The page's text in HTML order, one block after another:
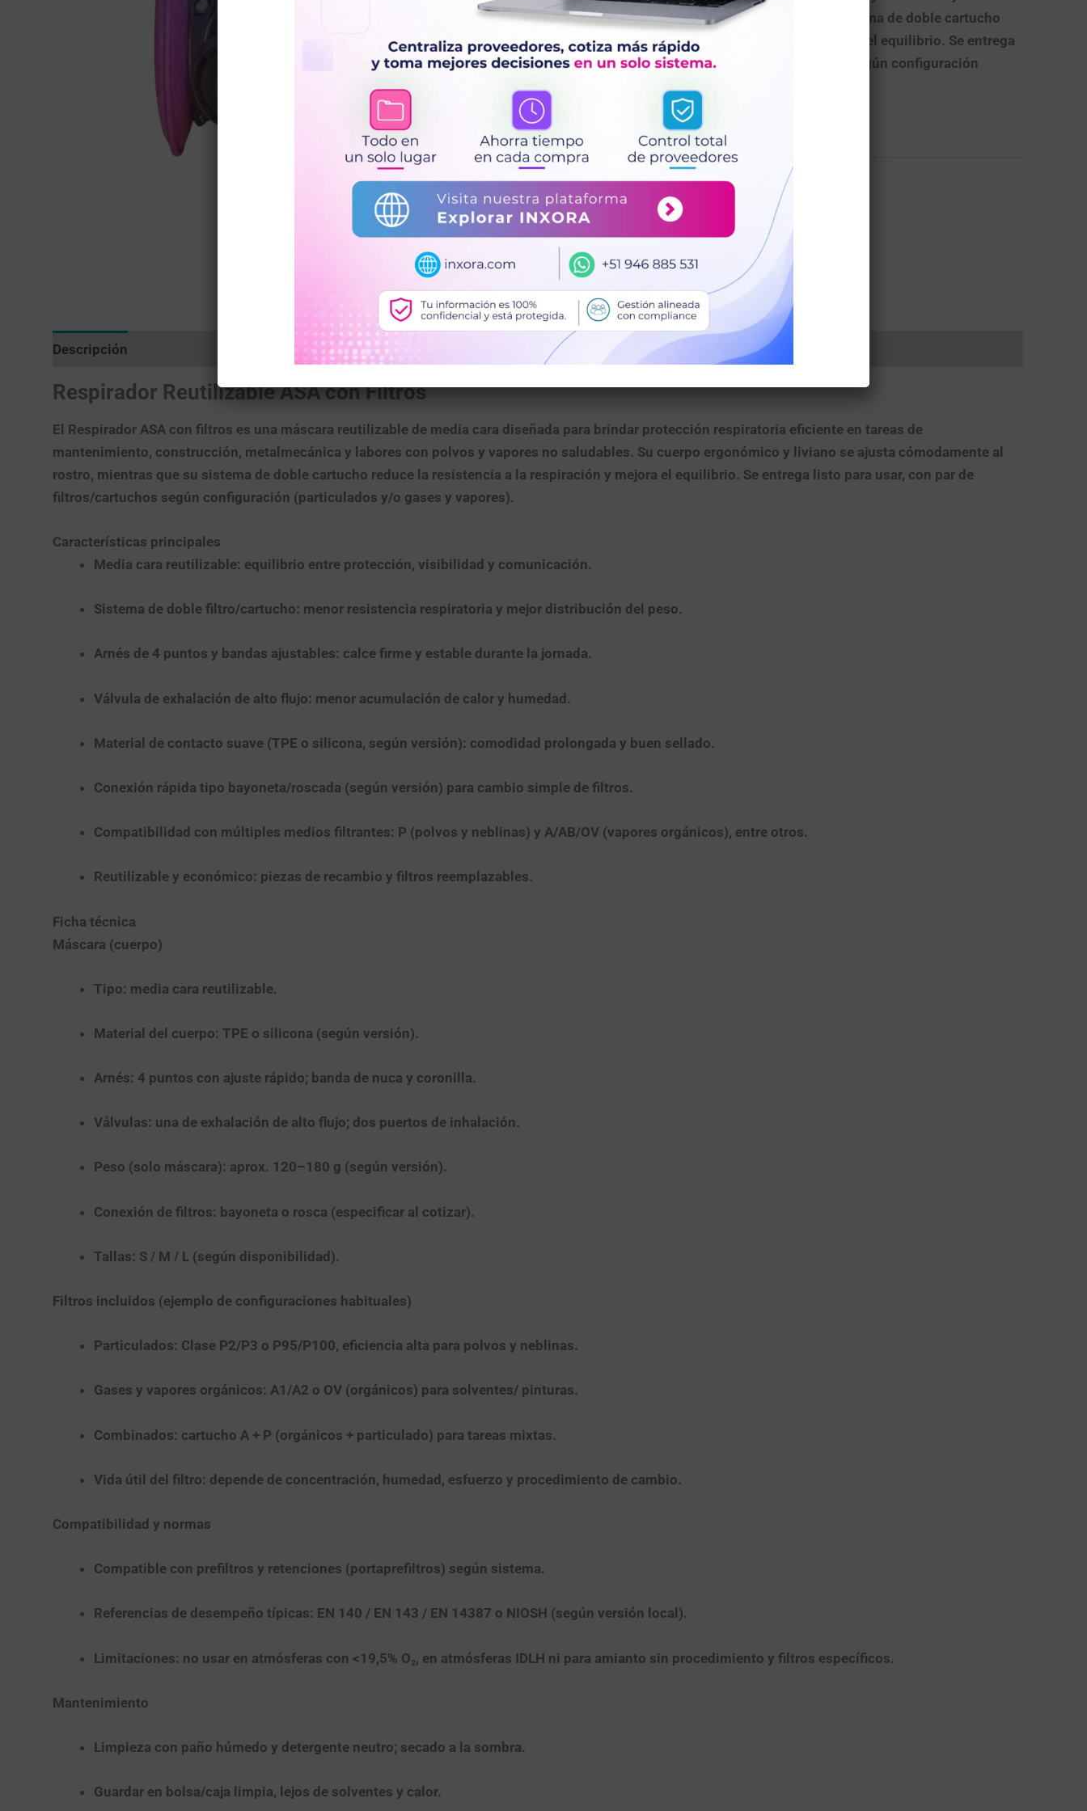
cómodamente al rostro, mientras que su
sistema de doble cartucho
reduce la resistencia a la respiración y mejora el equilibrio. Se entrega
listo para usar, conpar de filtros/cartuchos
según configuración
(particulados y/o gases y vapores).
Añadir al carrito
Descripción Más productos
Respirador Reutilizable ASA con Filtros
El Respirador ASA con filtros es una máscara reutilizable de media cara diseñada para brindar protección respiratoria eficienteen tareas de
mantenimiento, construcción, metalmecánica y labores con polvos y vapores no saludables. Su cuerpo ergonómico y liviano se ajusta cómodamente al
rostro, mientras que su sistema de doble cartucho reduce la resistencia a la respiración y mejora el equilibrio. Se entrega listo para usar, con par de
filtros/cartuchos según configuración (particulados y/o gases y vapores).
Características principales
Media cara reutilizable: equilibrio entre protección, visibilidad y comunicación.
Sistema de doble filtro/cartucho: menor resistencia respiratoria y mejor distribución del peso.
Arnés de 4 puntos y bandas ajustables: calce firme y estable durante la jornada.
Válvula de exhalación de alto flujo: menor acumulación de calor y humedad.
Material de contacto suave(TPE o silicona, según versión): comodidad prolongada y buen sellado.
Conexión rápida tipo bayoneta/roscada (según versión) para cambio simple de filtros.
Compatibilidad con múltiples medios filtrantes: P (polvos y neblinas) y A/AB/OV(vapores orgánicos), entre otros.
Reutilizable y económico: piezas de recambio y filtros reemplazables.
Ficha técnica
Máscara (cuerpo)
Tipo: media cara reutilizable.
Material del cuerpo: TPE o silicona (según versión).
Arnés: 4 puntos con ajuste rápido; banda de nuca y coronilla.
Válvulas: una de exhalación de alto flujo; dos puertos de inhalación.
Peso (solo máscara): aprox. 120–180 g (según versión).
Conexión de filtros: bayoneta o rosca (especificar al cotizar).
Tallas: S / M / L (según disponibilidad).
Filtros incluidos (ejemplo de configuraciones habituales)
Particulados: Clase P2/P3 o P95/P100, eficiencia alta para polvos y neblinas.
Gases y vapores orgánicos: A1/A2 o OV(orgánicos) para solventes/ pinturas.
Combinados: cartucho A + P (orgánicos + particulado) para tareas mixtas.
Vida útil del filtro: depende de concentración, humedad, esfuerzo y procedimiento de cambio.
Compatibilidad y normas
Compatible con prefiltros y retenciones (portaprefiltros) según sistema.
Referencias de desempeño típicas: EN 140 / EN 143 / EN 14387 o NIOSH (según versión local).
Limitaciones: no usar en atmósferas con <19,5% O₂, en atmósferas IDLH ni para amianto sin procedimiento y filtros específicos.
Mantenimiento
Limpieza con paño húmedo y detergente neutro; secado a la sombra.
Guardar en bolsa/caja limpia, lejos de solventes y calor.